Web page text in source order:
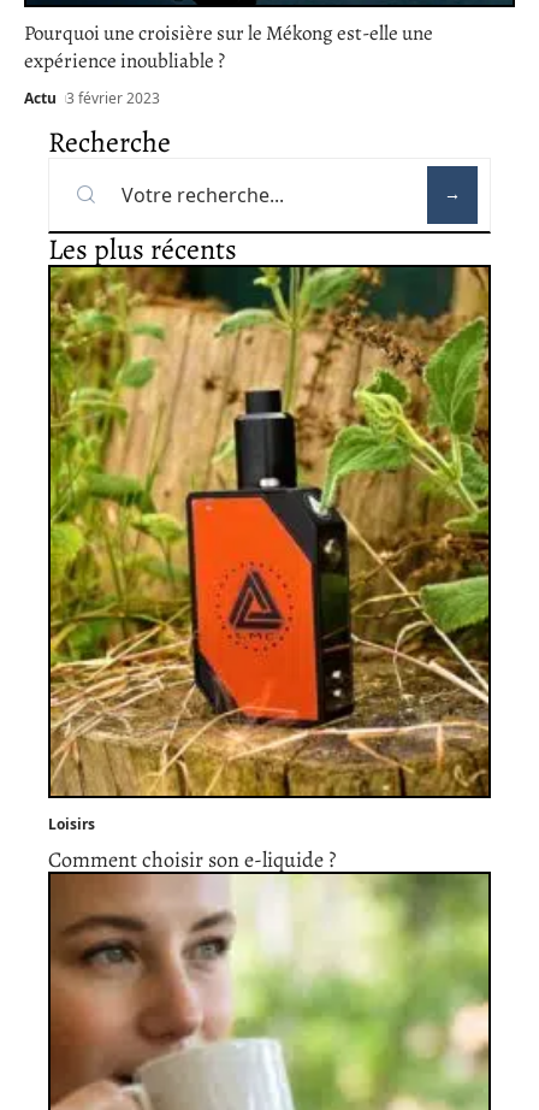
Pourquoi une croisière sur le Mékong est-elle une
expérience inoubliable ?
Actu 3 février 2023
Recherche
Les plus récents
Loisirs
Comment choisir son e-liquide ?